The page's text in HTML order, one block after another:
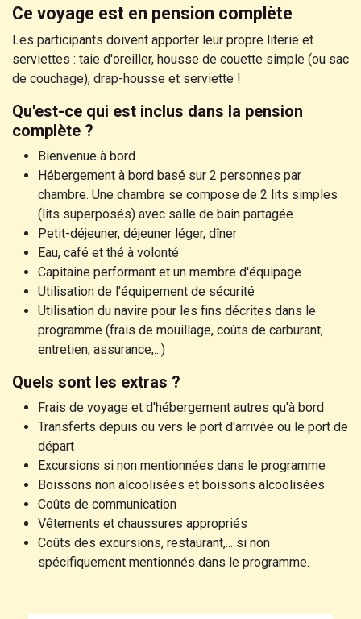
Ce voyage est en pension complète
Les participants doivent apporter leur propre literie et
serviettes : taie d'oreiller, housse de couette simple (ou sac
de couchage), drap-housse et serviette !
Qu'est-ce qui est inclus dans la pension
complète ?
Bienvenue à bord
Hébergement à bord basé sur 2 personnes par
chambre. Une chambre se compose de 2 lits simples
(lits superposés) avec salle de bain partagée.
Petit-déjeuner, déjeuner léger, dîner
Eau, café et thé à volonté
Capitaine performant et un membre d'équipage
Utilisation de l'équipement de sécurité
Utilisation du navire pour les fins décrites dans le
programme (frais de mouillage, coûts de carburant,
entretien, assurance,...)
Quels sont les extras ?
Frais de voyage et d'hébergement autres qu'à bord
Transferts depuis ou vers le port d'arrivée ou le port de
départ
Excursions si non mentionnées dans le programme
Boissons non alcoolisées et boissons alcoolisées
Coûts de communication
Vêtements et chaussures appropriés
Coûts des excursions, restaurant,... si non
spécifiquement mentionnés dans le programme.